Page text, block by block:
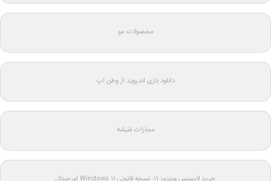
محصولات مو
دانلود بازی اندروید از وطن اپ
مجازات شیشه